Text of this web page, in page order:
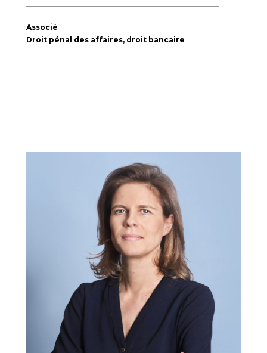
Associé
Droit pénal des affaires, droit bancaire